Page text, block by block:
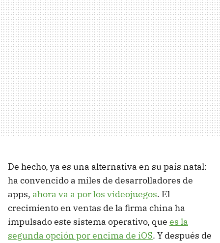
De hecho, ya es una alternativa en su país natal:
ha convencido a miles de desarrolladores de
apps, ahora va a por los videojuegos. El
crecimiento en ventas de la firma china ha
impulsado este sistema operativo, que es la
segunda opción por encima de iOS. Y después de